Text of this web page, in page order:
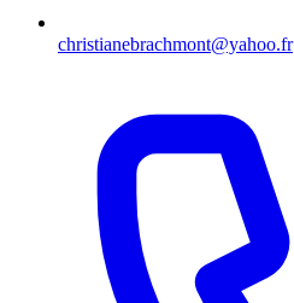
christianebrachmont@yahoo.fr